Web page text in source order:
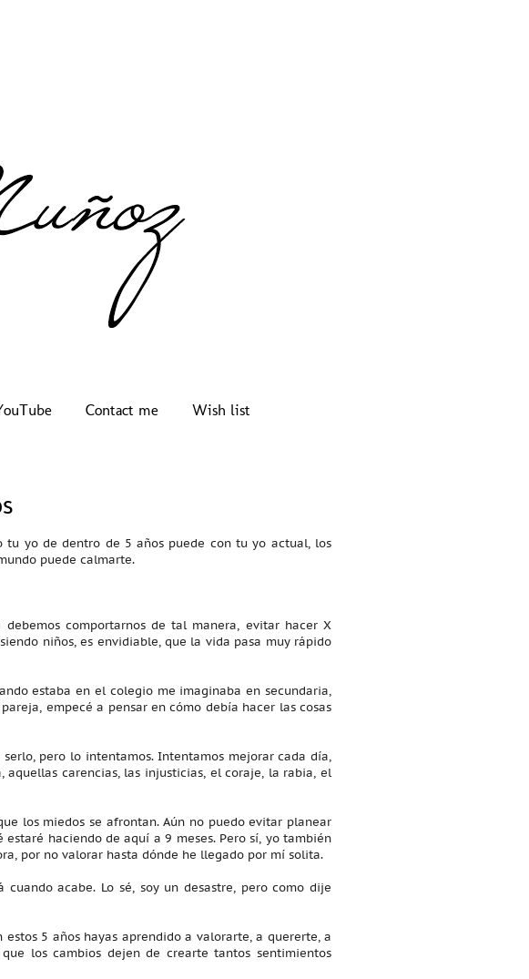
Contact me Wish list
tu yo de dentro de 5 años puede con tu yo actual, los
puede calmarte.
comportarnos de tal manera, evitar hacer X
niños, es envidiable, que la vida pasa muy rápido
estaba en el colegio me imaginaba en secundaria,
empecé a pensar en cómo debía hacer las cosas
pero lo intentamos. Intentamos mejorar cada día,
aquellas carencias, las injusticias, el coraje, la rabia, el
los miedos se afrontan. Aún no puedo evitar planear
haciendo de aquí a 9 meses. Pero sí, yo también
por no valorar hasta dónde he llegado por mí solita.
acabe. Lo sé, soy un desastre, pero como dije
5 años hayas aprendido a valorarte, a quererte, a
los cambios dejen de crearte tantos sentimientos